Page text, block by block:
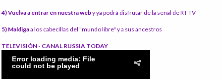
4) Vuelva a entrar en nuestra weby ya podrá disfrutar de la señal de RT TV
5) Maldigaa los cabecillas del "mundo libre" y a sus ancestros
TELEVISIÓN - CANAL RUSSIA TODAY